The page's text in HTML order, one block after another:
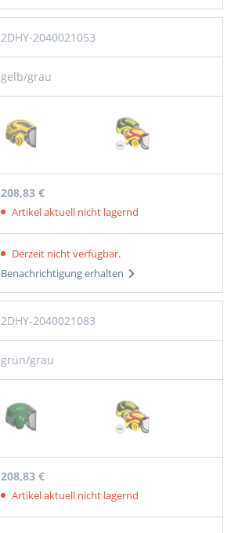
2DHY-2040021053
gelb/grau
208,83 €
Artikel aktuell nicht lagernd
Derzeit nicht verfügbar.
Benachrichtigung erhalten
2DHY-2040021083
grün/grau
208,83 €
Artikel aktuell nicht lagernd